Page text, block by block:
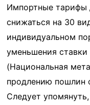
Импортные тарифы
снижаться на 30
индивидуальном
уменьшения
(Национальная
продлению пошлин
Следует